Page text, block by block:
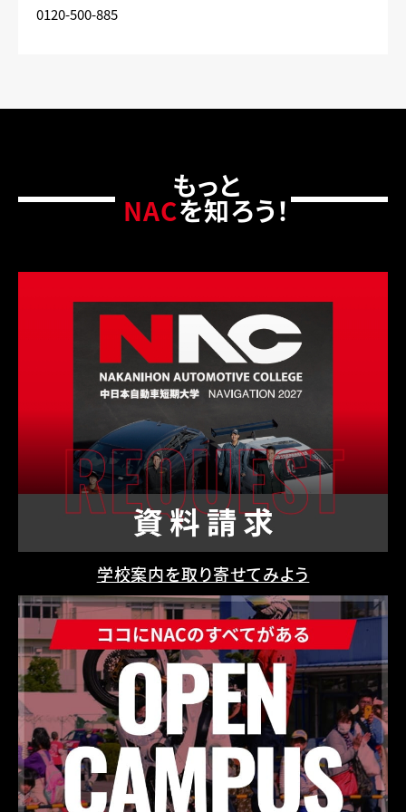
0120-500-885
もっと
NACを知ろう！
学校案内を取り寄せてみよう